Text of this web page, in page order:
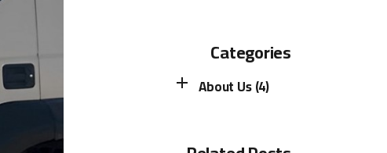
Categories
About Us (4)